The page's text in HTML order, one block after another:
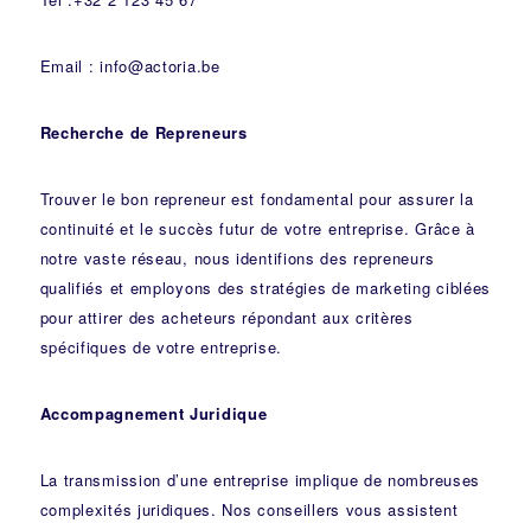
Email : info@actoria.be
Recherche de Repreneurs
Trouver le bon repreneur est fondamental pour assurer la
continuité et le succès futur de votre entreprise. Grâce à
notre vaste réseau, nous identifions des repreneurs
qualifiés et employons des stratégies de marketing ciblées
pour attirer des acheteurs répondant aux critères
spécifiques de votre entreprise.
Accompagnement Juridique
La transmission d’une entreprise implique de nombreuses
complexités juridiques. Nosconseillers vous assistent